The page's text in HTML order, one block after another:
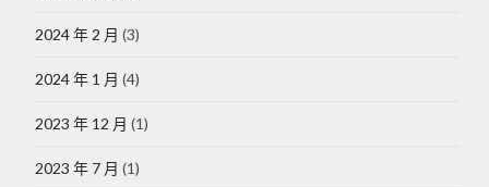
2024 年 2 月 (3)
2024 年 1 月 (4)
2023 年 12 月 (1)
2023 年 7 月 (1)